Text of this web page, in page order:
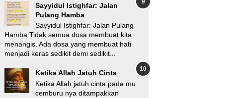
Sayyidul Istighfar: Jalan
Pulang Hamba
Sayyidul Istighfar: Jalan Pulang
Hamba Tidak semua dosa membuat kita
menangis. Ada dosa yang membuat hati
menjadi keras sedikit demi sedikit...
Ketika Allah Jatuh Cinta
Ketika Allah jatuh cinta pada mu
cemburu nya ditampakkan